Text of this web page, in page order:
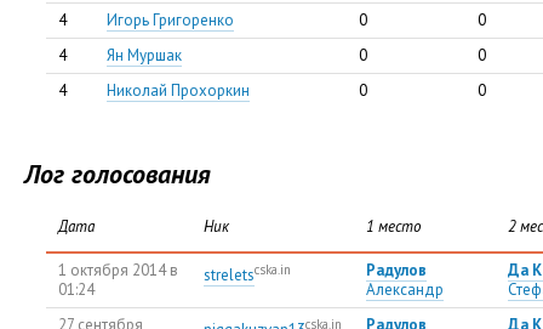
4
Игорь Григоренко 0
0
4
Ян Муршак 0
0
4
Николай Прохоркин 0 0
Лог голосования
Дата Ник 1 место 2
1 октября 2014 в
01:24
streletscska.in
Радулов
Александр
Да
27 сентября
cska.in
Радулов
Да